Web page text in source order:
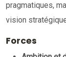
pragmatiques,
vision
Forces